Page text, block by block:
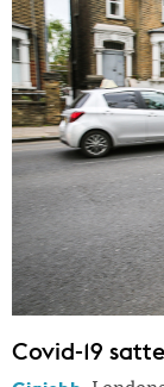
Covid-19